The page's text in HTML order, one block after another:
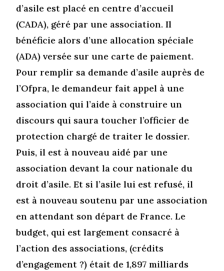
d’asile est placé en centre d’accueil
(CADA), géré par une association. Il
bénéficie alors d’une allocation spéciale
(ADA) versée sur une carte de paiement.
Pour remplir sa demande d’asile auprès de
l’Ofpra, le demandeur fait appel à une
association qui l’aide à construire un
discours qui saura toucher l’officier de
protection chargé de traiter le dossier.
Puis, il est à nouveau aidé par une
association devant la cour nationale du
droit d’asile. Et si l’asile lui est refusé, il
est à nouveau soutenu par une association
en attendant son départ de France. Le
budget, qui est largement consacré à
l’action des associations, (crédits
d’engagement ?) était de 1,897 milliards